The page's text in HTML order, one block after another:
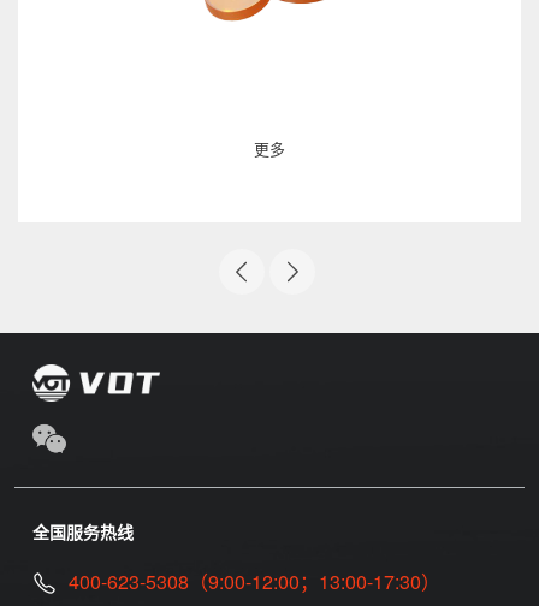
更多
全国服务热线
400-623-5308（9:00-12:00；13:00-17:30）